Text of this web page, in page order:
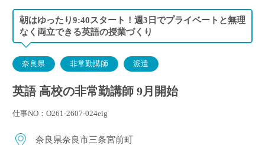
朝はゆったり9:40スタート！週3日でプライベートと無理
なく両立できる英語の授業づくり
奈良県 非常勤講師 派遣
英語 高校の非常勤講師 9月開始
仕事NO：O261-2607-024eig
奈良県奈良市三条宮前町